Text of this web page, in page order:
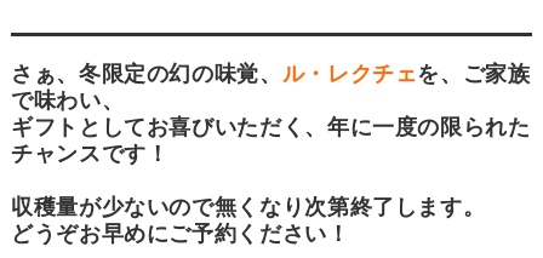
さぁ、冬限定の幻の味覚、 ル・レクチェを、ご家族
で味わい、
ギフトとしてお喜びいただく、年に一度の限られた
チャンスです！
収穫量が少ないので無くなり次第終了します。
どうぞお早めにご予約ください！